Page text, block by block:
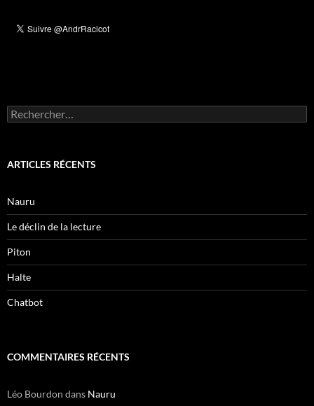
Rechercher :
ARTICLES RÉCENTS
Nauru
Le déclin de la lecture
Piton
Halte
Chatbot
COMMENTAIRES RÉCENTS
Léo Bourdon dans Nauru